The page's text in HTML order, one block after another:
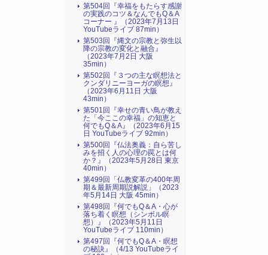
第504回『幸福をもたらす感謝
の実践のコツ＆なんでもQ＆A
コーナー 』（2023年7月13日
YouTubeライブ 87min）
第503回『縄文の宗教と弥生以
降の宗教の変化と融合』
（2023年7月2日 大阪
35min）
第502回『３つの主な瞑想法と
クンダリニーヨーガの瞑想』
（2023年6月11日 大阪
43min）
第501回『幸せの青い鳥が教え
た「今ここの幸福」の知恵と
何でもQ＆A』（2023年6月15
日 YouTubeライブ 92min）
第500回『仏法奥義：自ら苦し
みを招く人の心理の罠とは何
か？』（2023年5月28日 東京
40min）
第499回「仏教変革の400年周
期＆最新周期説解説」（2023
年5月14日 大阪 45min）
第498回『何でもQ＆A・心が
落ち着く瞑想（シンボル瞑
想）』（2023年5月11日
YouTubeライブ 110min）
第497回『何でもQ＆A・瞑想
の秘訣』（4/13 YouTubeライ